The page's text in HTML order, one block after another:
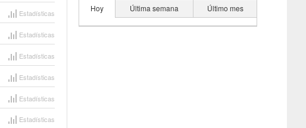
Estadísticas
Estadísticas
Estadísticas
Estadísticas
Estadísticas
Estadísticas
Hoy Última semana Último mes